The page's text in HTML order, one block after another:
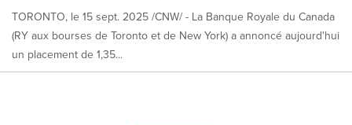
TORONTO, le 15 sept. 2025 /CNW/ - La Banque Royale du Canada
(RY aux bourses de Toronto et de New York) a annoncé aujourd'hui
un placement de 1,35...